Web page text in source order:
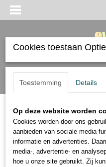
Inloggen Registreren
Home>Faber Castell>Faber
Cookies toestaan
Toestemming Details
Op deze website worden
Cookies worden door ons
aanbieden van sociale media-
informatie en advertenties.
media-, advertentie- en
hoe u onze site gebruikt. Zij